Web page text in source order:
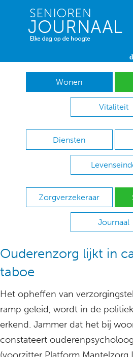
Wonen
Vitaliteit
Diensten
Zorgverzekeraar
Journaal
Ouderenzorg lijkt in
taboe
Het opheffen van
ramp geleid, wordt in de
erkend. Jammer dat het bij
constateert